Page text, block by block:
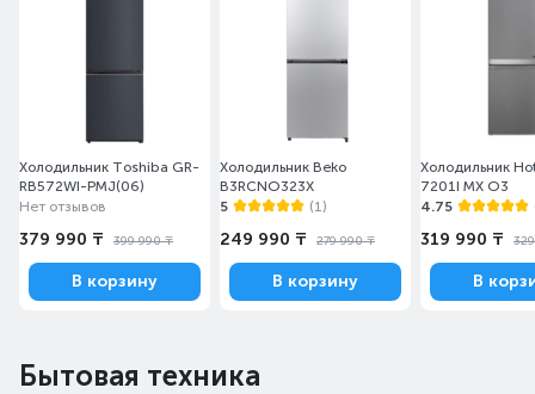
Холодильник Toshiba GR-
RB572WI-PMJ(06)
Нет отзывов
379 990 ₸ 399 990 ₸
В корзину
Холодильник Beko
B3RCNO323X
5
(1)
249 990 ₸ 279 990 ₸
В корзину
Холодильник
7201I MX O3
4.75
319 990 ₸
В
Бытовая техника